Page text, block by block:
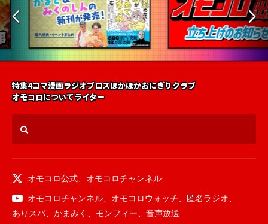
特集4コマ漫画ラジオブロスほかほかおにぎりクラブ
オモコロについてライター
オモコロ公式、 オモコロチャンネル
オモコロチャンネル、 オモコロウォッチ、 匿名ラジオ、
ありスパ、 かまみく 、 モンフィー、 音声放送